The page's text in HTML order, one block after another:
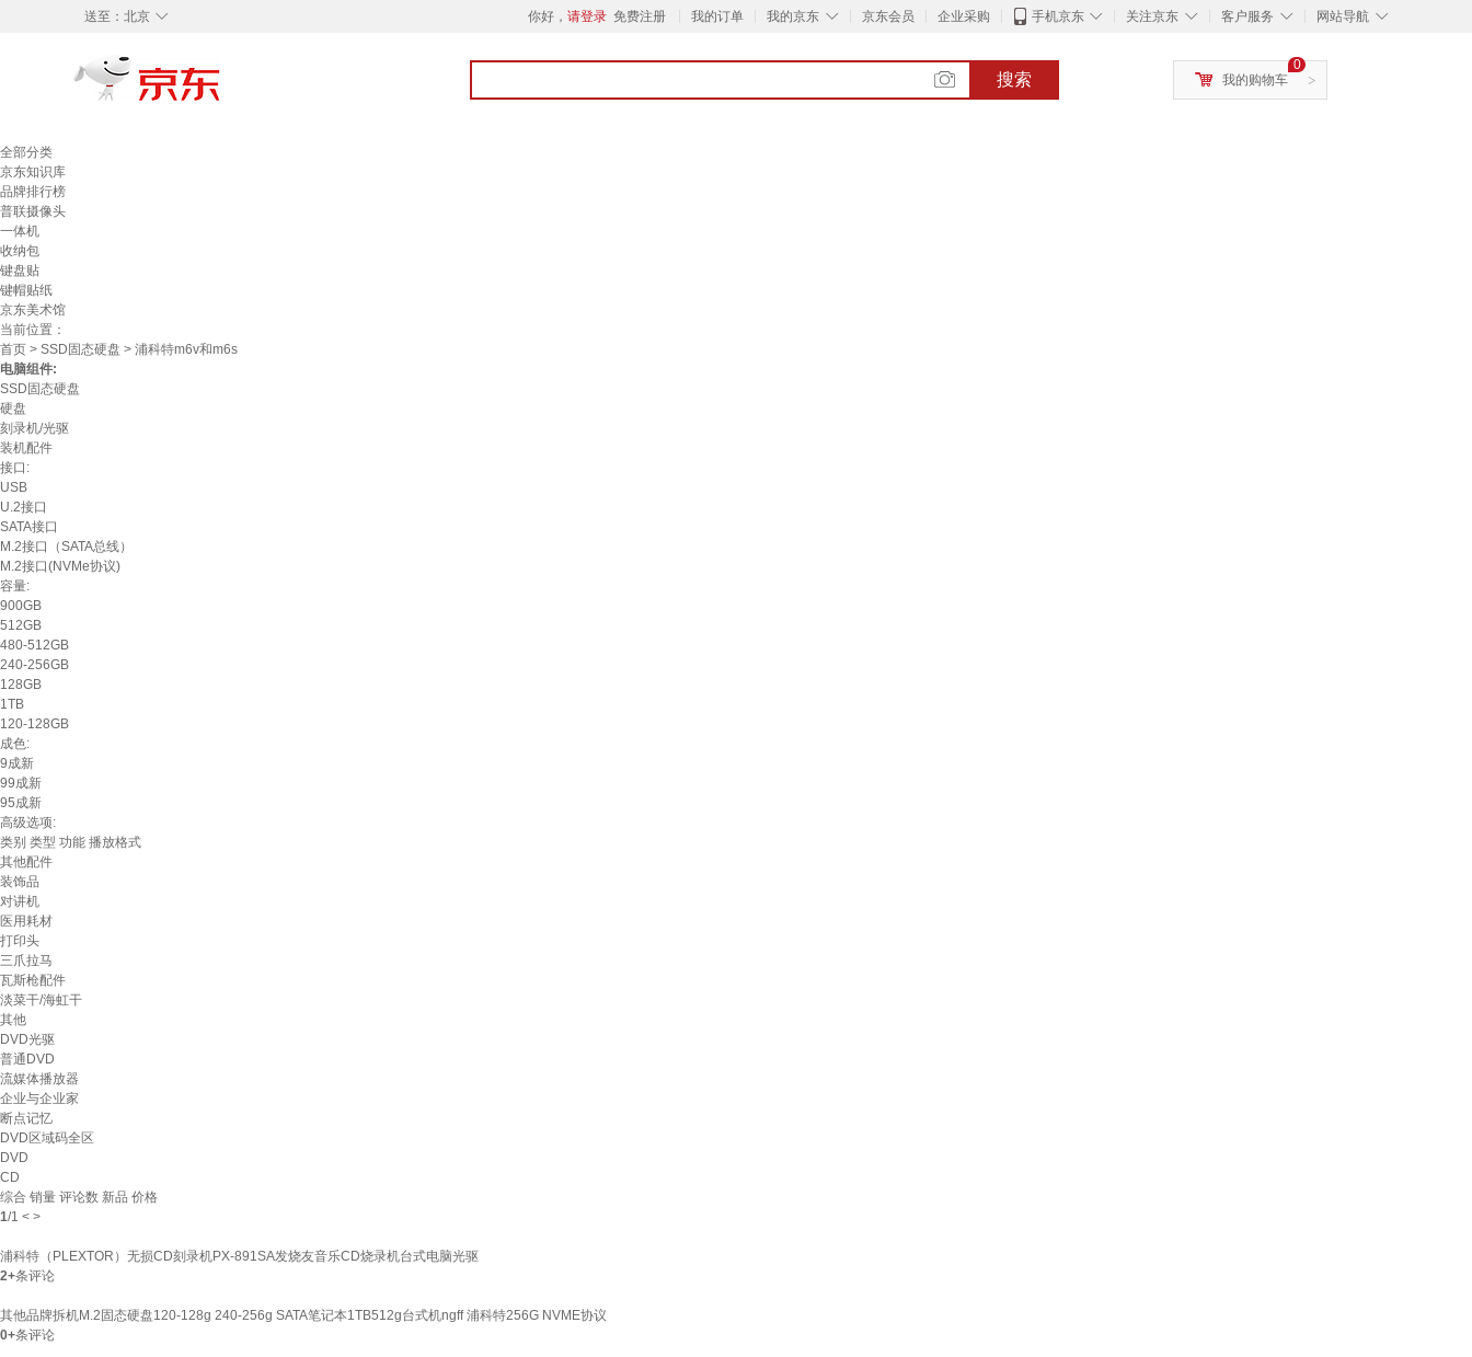
◇
送至： 北京 你好， 请登录 免费注册 我的订单 ◇
我的京东 京东会员 企业采购 ◇
手机京东 ◇
关注京东 ◇
客户服务 ◇
网站导航
搜索 >
0
我的购物车
全部分类
京东知识库
品牌排行榜
普联摄像头
一体机
收纳包
键盘贴
键帽贴纸
京东美术馆
当前位置：
首页 > SSD固态硬盘 > 浦科特m6v和m6s
电脑组件:
SSD固态硬盘
硬盘
刻录机/光驱
装机配件
接口:
USB
U.2接口
SATA接口
M.2接口（SATA总线）
M.2接口(NVMe协议)
容量:
900GB
512GB
480-512GB
240-256GB
128GB
1TB
120-128GB
成色:
9成新
99成新
95成新
高级选项:
类别 类型 功能 播放格式
其他配件
装饰品
对讲机
医用耗材
打印头
三爪拉马
瓦斯枪配件
淡菜干/海虹干
其他
DVD光驱
普通DVD
流媒体播放器
企业与企业家
断点记忆
DVD区域码全区
DVD
CD
综合 销量 评论数 新品 价格
1/1 < >
浦科特（PLEXTOR）无损CD刻录机PX-891SA发烧友音乐CD烧录机台式电脑光驱
2+条评论
其他品牌拆机M.2固态硬盘120-128g 240-256g SATA笔记本1TB512g台式机ngff 浦科特256G NVME协议
0+条评论